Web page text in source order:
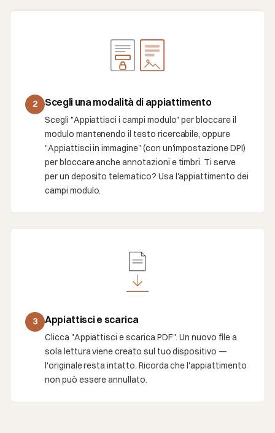
2 Scegli una modalità di appiattimento
Scegli "Appiattisci i campi modulo" per bloccare il
modulo mantenendo il testo ricercabile, oppure
"Appiattisci in immagine" (con un'impostazione DPI)
per bloccare anche annotazioni e timbri. Ti serve
per un deposito telematico? Usa l'appiattimento dei
campi modulo.
3 Appiattisci e scarica
Clicca "Appiattisci e scarica PDF". Un nuovo file a
sola lettura viene creato sul tuo dispositivo —
l'originale resta intatto. Ricorda che l'appiattimento
non può essere annullato.